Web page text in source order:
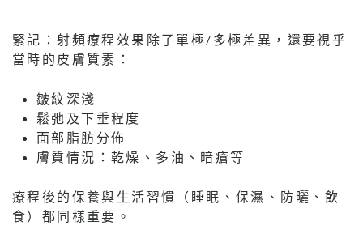
緊記：射頻療程效果除了單極/多極差異，還要視乎
當時的皮膚質素：
皺紋深淺
鬆弛及下垂程度
面部脂肪分佈
膚質情況：乾燥、多油、暗瘡等
療程後的保養與生活習慣（睡眠、保濕、防曬、飲
食）都同樣重要。